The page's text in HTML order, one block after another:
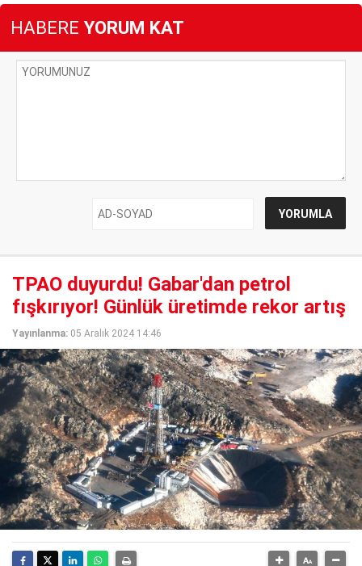
HABERE YORUM KAT
TPAO duyurdu! Gabar'dan petrol
fışkırıyor! Günlük üretimde rekor artış
Yayınlanma: 05 Aralık 2024 14:46